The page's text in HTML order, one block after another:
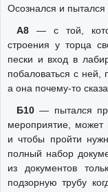
Осознался и пытался
А8— с той,
строения у торца
пески и вход в
побаловаться с ней,
а она почему-то
Б10— пытался
мероприятие, может
и чтобы пройти
полный набор
из документов
подзорную трубу